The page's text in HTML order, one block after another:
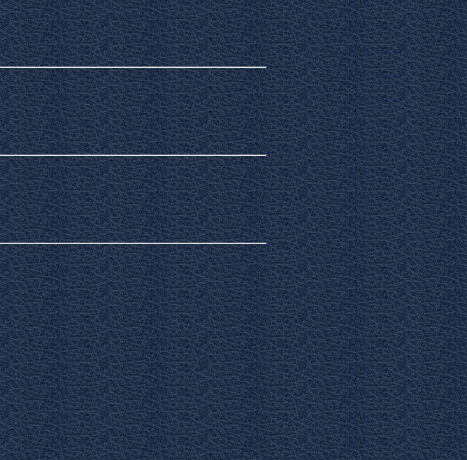
Зеленая аптека Кузбасса Лекарственные растения
Блюда из овощей и фруктов Паштеты и бутерброды
Сад, цветы Домоводство